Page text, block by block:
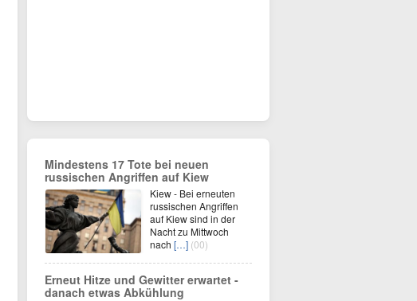
Mindestens 17 Tote bei neuen
russischen Angriffen auf Kiew
Kiew - Bei erneuten
russischen Angriffen
auf Kiew sind in der
Nacht zu Mittwoch
nach […] (00)
Erneut Hitze und Gewitter erwartet -
danach etwas Abkühlung